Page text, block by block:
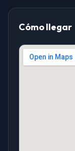
Cómo llegar